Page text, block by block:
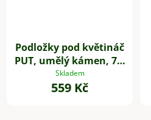
Podložky pod květináč
PUT, umělý kámen, 7 x
7 cm, 4-set, šedé
Skladem
559 Kč